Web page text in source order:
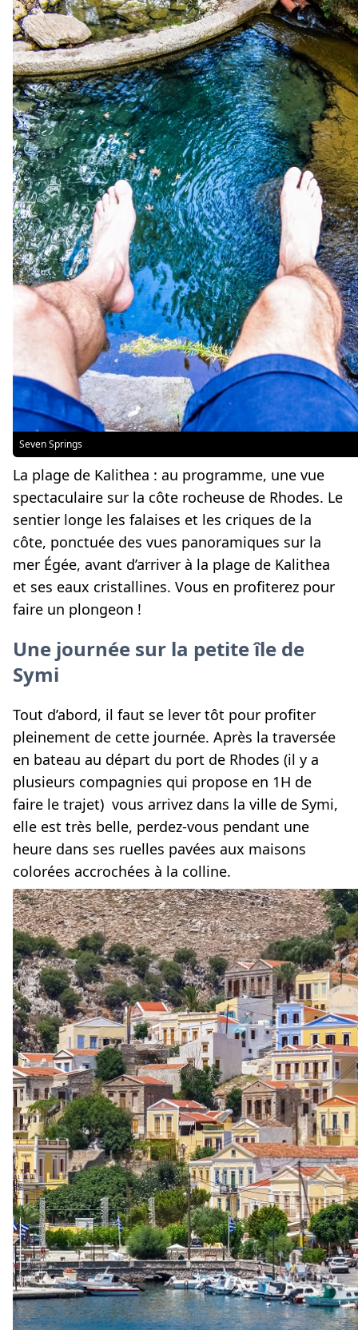
Seven Springs
La plage de Kalithea : au programme, une vue
spectaculaire sur la côte rocheuse de Rhodes. Le
sentier longe les falaises et les criques de la
côte, ponctuée des vues panoramiques sur la
mer Égée, avant d’arriver à la plage de Kalithea
et ses eaux cristallines. Vous en profiterez pour
faire un plongeon !
Une journée sur la petite île de
Symi
Tout d’abord, il faut se lever tôt pour profiter
pleinement de cette journée. Après la traversée
en bateau au départ du port de Rhodes (il y a
plusieurs compagnies qui propose en 1H de
faire le trajet) vous arrivez dans la ville de Symi,
elle est très belle, perdez-vous pendant une
heure dans ses ruelles pavées aux maisons
colorées accrochées à la colline.